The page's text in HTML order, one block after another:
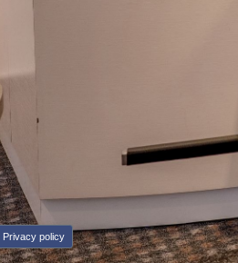
Privacy policy